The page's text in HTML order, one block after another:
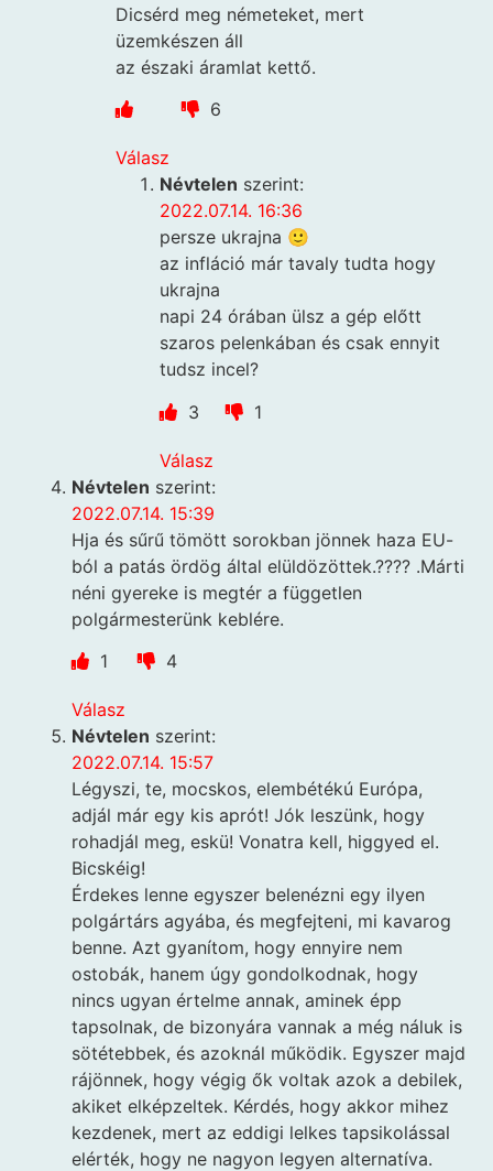
Dicsérd meg németeket, mert
üzemkészen áll
az északi áramlat kettő.
6
Válasz
Névtelen szerint:
2022.07.14. 16:36
persze ukrajna 🙂
az infláció már tavaly tudta hogy
ukrajna
napi 24 órában ülsz a gép előtt
szaros pelenkában és csak ennyit
tudsz incel?
3
1
Válasz
Névtelen szerint:
2022.07.14. 15:39
Hja és sűrű tömött sorokban jönnek haza EU-
ból a patás ördög által elüldözöttek.???? .Márti
néni gyereke is megtér a független
polgármesterünk keblére.
1
4
Válasz
Névtelen szerint:
2022.07.14. 15:57
Légyszi, te, mocskos, elembétékú Európa,
adjál már egy kis aprót! Jók leszünk, hogy
rohadjál meg, eskü! Vonatra kell, higgyed el.
Bicskéig!
Érdekes lenne egyszer belenézni egy ilyen
polgártárs agyába, és megfejteni, mi kavarog
benne. Azt gyanítom, hogy ennyire nem
ostobák, hanem úgy gondolkodnak, hogy
nincs ugyan értelme annak, aminek épp
tapsolnak, de bizonyára vannak a még náluk is
sötétebbek, és azoknál működik. Egyszer majd
rájönnek, hogy végig ők voltak azok a debilek,
akiket elképzeltek. Kérdés, hogy akkor mihez
kezdenek, mert az eddigi lelkes tapsikolással
elérték, hogy ne nagyon legyen alternatíva.